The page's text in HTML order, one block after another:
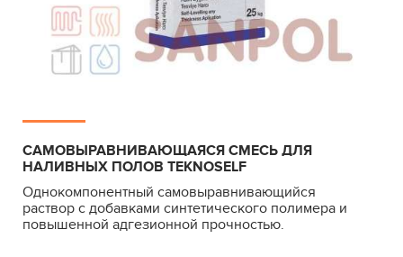
САМОВЫРАВНИВАЮЩАЯСЯ СМЕСЬ ДЛЯ
НАЛИВНЫХ ПОЛОВ TEKNOSELF
Однокомпонентный самовыравнивающийся
раствор с добавками синтетического полимера и
повышенной адгезионной прочностью.